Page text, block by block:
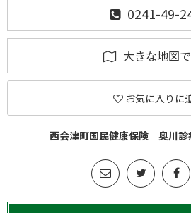
0241-49-
大きな地図
お気に入りに
西会津町国民健康保険 奥川診